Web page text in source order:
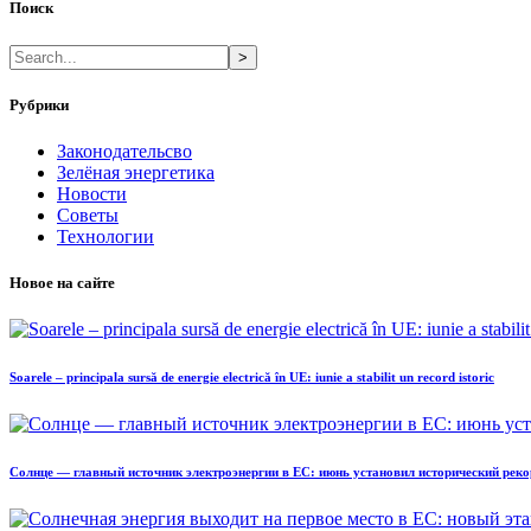
Поиск
>
Рубрики
Законодательсво
Зелёная энергетика
Новости
Советы
Технологии
Новое на сайте
Soarele – principala sursă de energie electrică în UE: iunie a stabilit un record istoric
Солнце — главный источник электроэнергии в ЕС: июнь установил исторический